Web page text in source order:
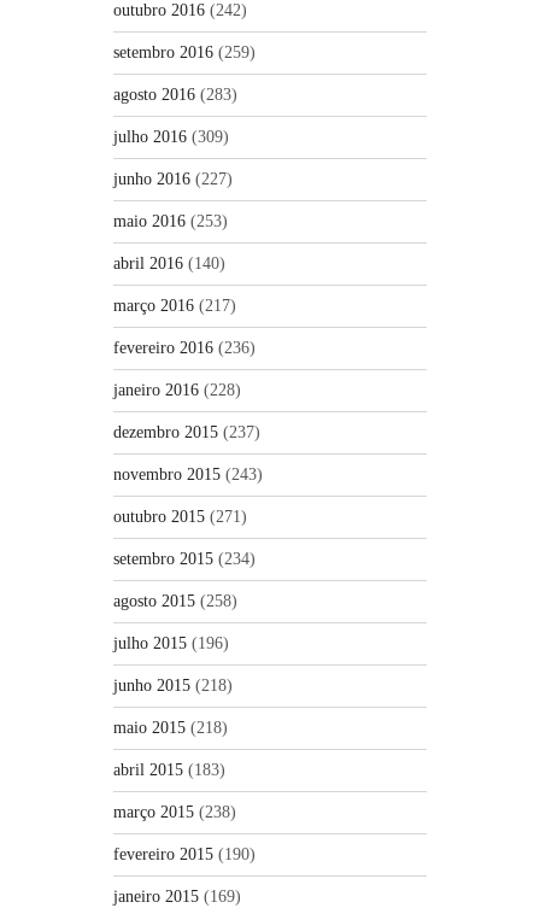
outubro 2016 (242)
setembro 2016 (259)
agosto 2016 (283)
julho 2016 (309)
junho 2016 (227)
maio 2016 (253)
abril 2016 (140)
março 2016 (217)
fevereiro 2016 (236)
janeiro 2016 (228)
dezembro 2015 (237)
novembro 2015 (243)
outubro 2015 (271)
setembro 2015 (234)
agosto 2015 (258)
julho 2015 (196)
junho 2015 (218)
maio 2015 (218)
abril 2015 (183)
março 2015 (238)
fevereiro 2015 (190)
janeiro 2015 (169)